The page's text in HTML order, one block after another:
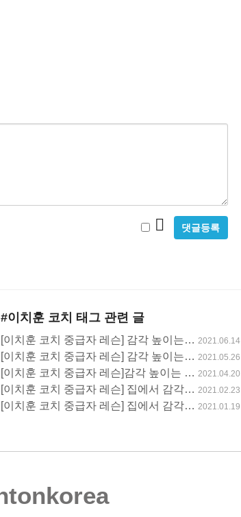
비
#이치훈 코치 태그 관련 글
[이치훈 코치 중급자 레슨] 감각 높이는… 2021.06.14
[이치훈 코치 중급자 레슨] 감각 높이는… 2021.05.26
[이치훈 코치 중급자 레슨]감각 높이는 … 2021.04.20
[이치훈 코치 중급자 레슨] 집에서 감각… 2021.02.23
[이치훈 코치 중급자 레슨] 집에서 감각… 2021.01.19